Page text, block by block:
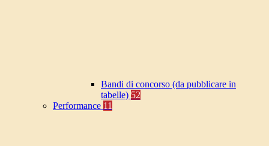
Bandi di concorso (da pubblicare in
tabelle) 52
Performance 11